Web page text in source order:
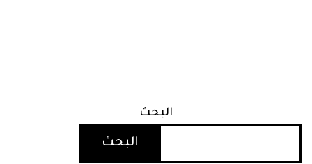
البحث
البحث